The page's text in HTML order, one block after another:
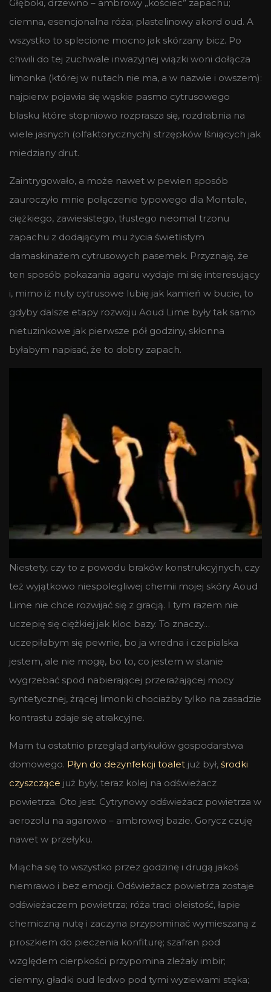
Głęboki, drzewno – ambrowy „kościec” zapachu;
ciemna, esencjonalna róża; plastelinowy akord oud. A
wszystko to splecione mocno jak skórzany bicz. Po
chwili do tej zuchwale inwazyjnej wiązki woni dołącza
limonka (której w nutach nie ma, a w nazwie i owszem):
najpierw pojawia się wąskie pasmo cytrusowego
blasku które stopniowo rozprasza się, rozdrabnia na
wiele jasnych (olfaktorycznych) strzępków lśniących jak
miedziany drut.
Zaintrygowało, a może nawet w pewien sposób
zauroczyło mnie połączenie typowego dla Montale,
ciężkiego, zawiesistego, tłustego nieomal trzonu
zapachu z dodającym mu życia świetlistym
damaskinażem cytrusowych pasemek. Przyznaję, że
ten sposób pokazania agaru wydaje mi się interesujący
i, mimo iż nuty cytrusowe lubię jak kamień w bucie, to
gdyby dalsze etapy rozwoju Aoud Lime były tak samo
nietuzinkowe jak pierwsze pół godziny, skłonna
byłabym napisać, że to dobry zapach.
Niestety, czy to z powodu braków konstrukcyjnych, czy
też wyjątkowo niespolegliwej chemii mojej skóry Aoud
Lime nie chce rozwijać się z gracją. I tym razem nie
uczepię się ciężkiej jak kloc bazy. To znaczy…
uczepiłabym się pewnie, bo ja wredna i czepialska
jestem, ale nie mogę, bo to, co jestem w stanie
wygrzebać spod nabierającej przerażającej mocy
syntetycznej, żrącej limonki chociażby tylko na zasadzie
kontrastu zdaje się atrakcyjne.
Mam tu ostatnio przegląd artykułów gospodarstwa
domowego. Płyn do dezynfekcji toalet już był, środki
czyszczące już były, teraz kolej na odświeżacz
powietrza. Oto jest. Cytrynowy odświeżacz powietrza w
aerozolu na agarowo – ambrowej bazie. Gorycz czuję
nawet w przełyku.
Miącha się to wszystko przez godzinę i drugą jakoś
niemrawo i bez emocji. Odświeżacz powietrza zostaje
odświeżaczem powietrza; róża traci oleistość, łapie
chemiczną nutę i zaczyna przypominać wymieszaną z
proszkiem do pieczenia konfiturę; szafran pod
względem cierpkości przypomina zleżały imbir;
ciemny, gładki oud ledwo pod tymi wyziewami stęka;